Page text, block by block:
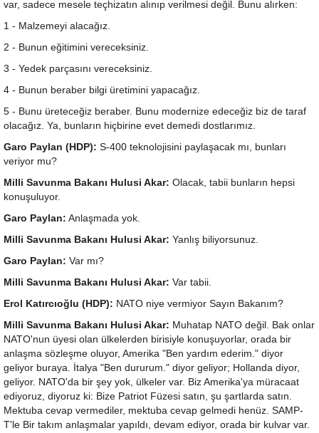
var, sadece mesele teçhizatın alınıp verilmesi değil. Bunu alırken:
1 - Malzemeyi alacağız.
2 - Bunun eğitimini vereceksiniz.
3 - Yedek parçasını vereceksiniz.
4 - Bunun beraber bilgi üretimini yapacağız.
5 - Bunu üreteceğiz beraber. Bunu modernize edeceğiz biz de taraf
olacağız. Ya, bunların hiçbirine evet demedi dostlarımız.
Garo Paylan (HDP): S-400 teknolojisini paylaşacak mı, bunları
veriyor mu?
Milli Savunma Bakanı Hulusi Akar: Olacak, tabii bunların hepsi
konuşuluyor.
Garo Paylan: Anlaşmada yok.
Milli Savunma Bakanı Hulusi Akar: Yanlış biliyorsunuz.
Garo Paylan: Var mı?
Milli Savunma Bakanı Hulusi Akar: Var tabii.
Erol Katırcıoğlu (HDP): NATO niye vermiyor Sayın Bakanım?
Milli Savunma Bakanı Hulusi Akar: Muhatap NATO değil. Bak onlar
NATO'nun üyesi olan ülkelerden birisiyle konuşuyorlar, orada bir
anlaşma sözleşme oluyor, Amerika "Ben yardım ederim." diyor
geliyor buraya. İtalya "Ben dururum." diyor geliyor; Hollanda diyor,
geliyor. NATO'da bir şey yok, ülkeler var. Biz Amerika'ya müracaat
ediyoruz, diyoruz ki: Bize Patriot Füzesi satın, şu şartlarda satın.
Mektuba cevap vermediler, mektuba cevap gelmedi henüz. SAMP-
T'le Bir takım anlaşmalar yapıldı, devam ediyor, orada bir kulvar var.